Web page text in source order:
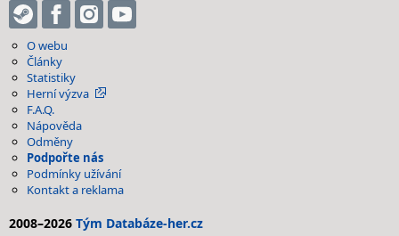
O webu
Články
Statistiky
Herní výzva
F.A.Q.
Nápověda
Odměny
Podpořte nás
Podmínky užívání
Kontakt a reklama
2008–2026 Tým Databáze-her.cz